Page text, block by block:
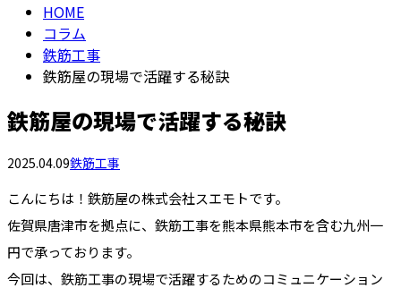
HOME
コラム
鉄筋工事
鉄筋屋の現場で活躍する秘訣
鉄筋屋の現場で活躍する秘訣
2025.04.09鉄筋工事
こんにちは！鉄筋屋の株式会社スエモトです。
佐賀県唐津市を拠点に、鉄筋工事を熊本県熊本市を含む九州一
円で承っております。
今回は、鉄筋工事の現場で活躍するためのコミュニケーション